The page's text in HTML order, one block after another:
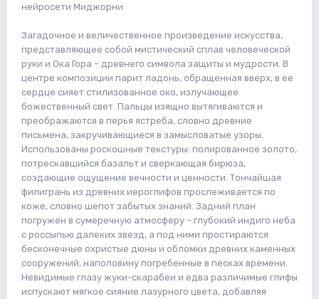
нейросети Миджорни
Загадочное и величественное произведение искусства,
представляющее собой мистический сплав человеческой
руки и Ока Гора – древнего символа защиты и мудрости. В
центре композиции парит ладонь, обращенная вверх, в ее
сердце сияет стилизованное око, излучающее
божественный свет. Пальцы изящно вытягиваются и
преображаются в перья ястреба, словно древние
письмена, закручивающиеся в замысловатые узоры.
Использованы роскошные текстуры: полированное золото,
потрескавшийся базальт и сверкающая бирюза,
создающие ощущение вечности и ценности. Тончайшая
филигрань из древних иероглифов прослеживается по
коже, словно шепот забытых знаний. Задний план
погружен в сумеречную атмосферу – глубокий индиго неба
с россыпью далеких звезд, а под ними простираются
бесконечные охристые дюны и обломки древних каменных
сооружений, наполовину погребенные в песках времени.
Невидимые глазу жуки-скарабеи и едва различимые глифы
испускают мягкое сияние лазурного цвета, добавляя